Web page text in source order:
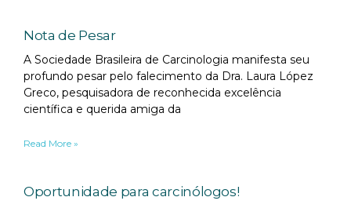
Nota de Pesar
A Sociedade Brasileira de Carcinologia manifesta seu
profundo pesar pelo falecimento da Dra. Laura López
Greco, pesquisadora de reconhecida excelência
científica e querida amiga da
Read More »
Oportunidade para carcinólogos!